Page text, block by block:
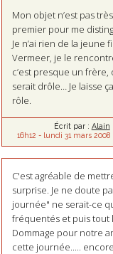
Mon objet n’est pas
premier pour me
Je n’ai rien de la jeune
Vermeer, je le
c’est presque un
serait drôle… Je laisse
rôle.
Écrit par : Alain
16h12 - lundi 31 mars 2008
C'est agréable de
surprise. Je ne doute
journée" ne serait-ce
fréquentés et puis tout
Dommage pour notre
cette journée.....